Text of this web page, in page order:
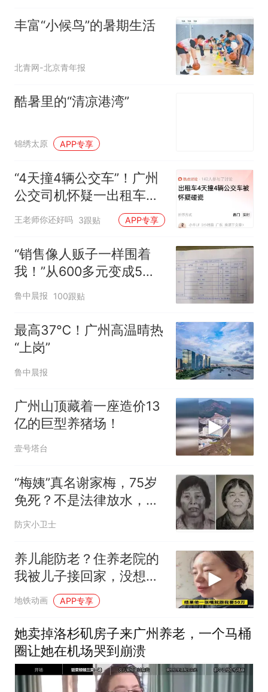
丰富“小候鸟”的暑期生活
北青网-北京青年报
酷暑里的“清凉港湾”
锦绣太原 APP专享
“4天撞4辆公交车”！广州
公交司机怀疑一出租车碰
瓷，几个师傅凑一块儿才
王老师你还好吗 3跟贴 APP专享
“销售像人贩子一样围着
我！”从600多元变成5万
元，57岁保洁阿姨做医美
后眼睛肿到流泪、视物模
糊
鲁中晨报 100跟贴
最高37℃！广州高温晴热
“上岗”
鲁中晨报
广州山顶藏着一座造价13
亿的巨型养猪场！
壹号塔台
“梅姨”真名谢家梅，75岁
免死？不是法律放水，是
“审判时”三个字卡着
防灾小卫士
养儿能防老？住养老院的
我被儿子接回家，没想到
是要向我借50
地铁动画 APP专享
她卖掉洛杉矶房子来广州养老，一个马桶
圈让她在机场哭到崩溃